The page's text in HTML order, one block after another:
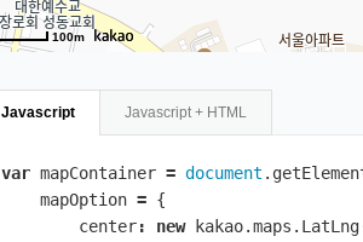
100m
Javascript
var mapContainer = document .
mapOption = {
center: new kakao.maps . LatLng
Javascript + HTML